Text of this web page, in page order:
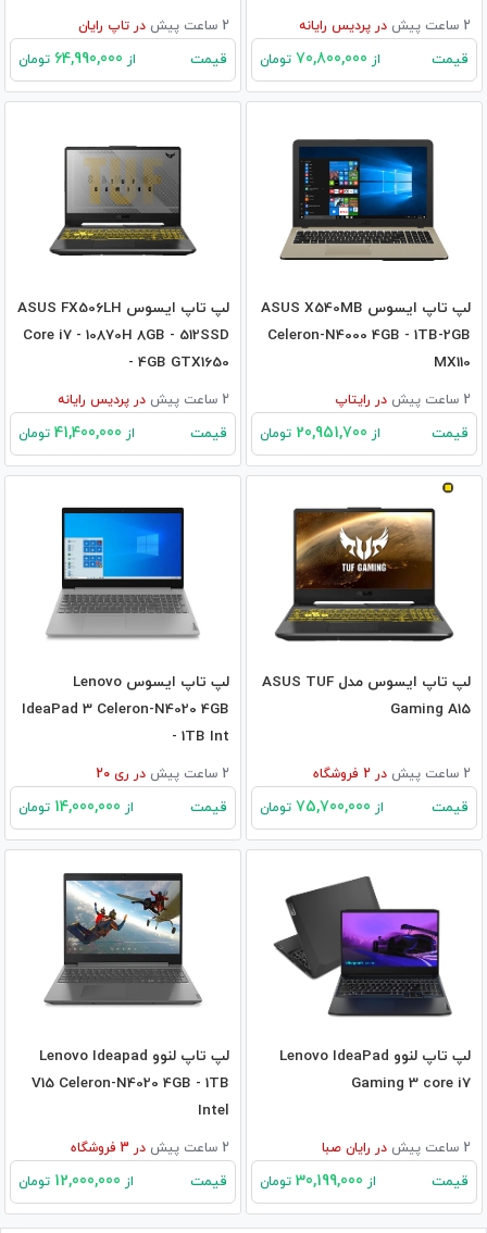
2 ساعت پیش در پردیس رایانه
قیمت از تومان
2 ساعت پیش در تاپ رایان
قیمت از تومان
لپ تاپ ایسوس ASUS X540MB
Celeron-N4000 4GB - 1TB-2GB
MX110
2 ساعت پیش در رایتاپ
قیمت از تومان
لپ تاپ ایسوس ASUS FX506LH
Core i7 - 10870H 8GB - 512SSD
- 4GB GTX1650
2 ساعت پیش در پردیس رایانه
قیمت از تومان
لپ تاپ ایسوس مدل ASUS TUF
Gaming A15
2 ساعت پیش در فروشگاه
قیمت از تومان
لپ تاپ ایسوس Lenovo
IdeaPad 3 Celeron-N4020 4GB
- 1TB Int
2 ساعت پیش در ری 20
قیمت از تومان
لپ تاپ لنوو Lenovo IdeaPad
Gaming 3 core i7
2 ساعت پیش در رایان صبا
قیمت از تومان
لپ تاپ لنوو Lenovo Ideapad
V15 Celeron-N4020 4GB - 1TB
Intel
2 ساعت پیش در فروشگاه
قیمت از تومان